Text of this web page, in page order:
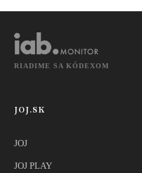
RIADIME SA KÓDEXOM
JOJ.SK
JOJ
JOJ PLAY